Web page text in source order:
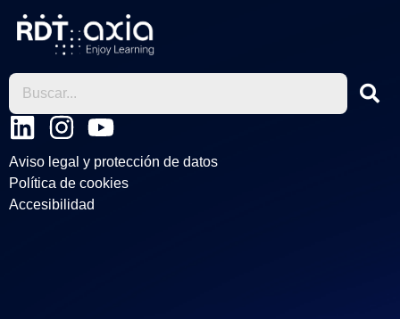
L
i
n
k
I
n
s
t
Y
o
u
Aviso legal y protección de datos
Política de cookies
Accesibilidad